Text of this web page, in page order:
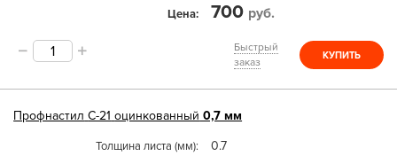
Цена 700 руб.
Быстрый
заказ
КУПИТЬ
Профнастил С-21 оцинкованный 0,7 мм
Толщина листа (мм) 0.7